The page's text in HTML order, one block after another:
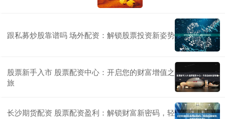
跟私募炒股靠谱吗 场外配资：解锁股票投资新姿势
股票新手入市 股票配资中心：开启您的财富增值之
旅
长沙期货配资 股票配资盈利：解锁财富新密码，轻